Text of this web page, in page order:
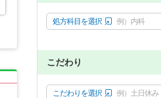
処方科目を選択 例）内科
こだわり
こだわりを選択 例）土日休み